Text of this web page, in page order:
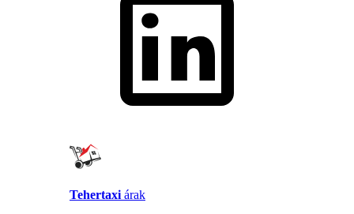
Tehertaxi árak